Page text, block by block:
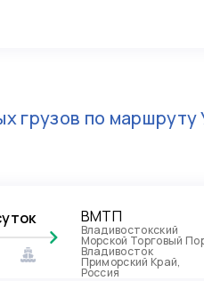
грузов по маршруту
ВМТП
Владивостокский
Морской Торговый
Владивосток
Приморский Край,
Россия